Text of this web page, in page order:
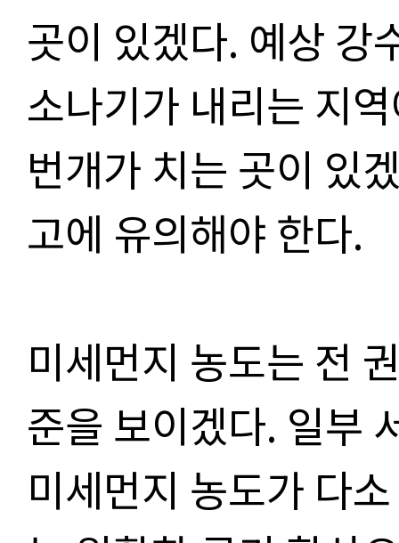
곳이 있겠다. 예상 강
소나기가 내리는 지
번개가 치는 곳이 있
고에 유의해야 한다.
미세먼지 농도는 전
준을 보이겠다. 일부
미세먼지 농도가 다